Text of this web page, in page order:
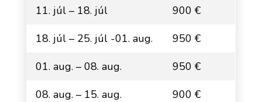
11. júl – 18. júl
900 €
18. júl – 25. júl -01. aug.
950 €
01. aug. – 08. aug.
950 €
08. aug. – 15. aug.
900 €